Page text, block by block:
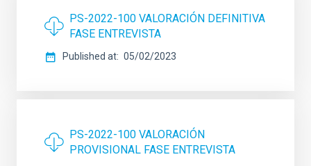
PS-2022-100 VALORACIÓN DEFINITIVA
FASE ENTREVISTA
Published at 05/02/2023
PS-2022-100 VALORACIÓN
PROVISIONAL FASE ENTREVISTA